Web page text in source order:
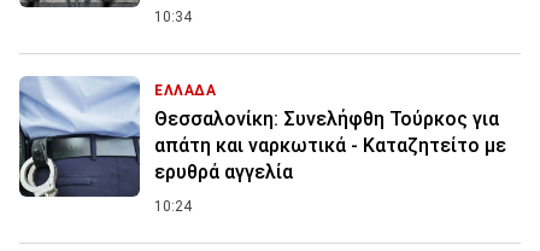
10:34
ΕΛΛΑΔΑ
Θεσσαλονίκη: Συνελήφθη Τούρκος για
απάτη και ναρκωτικά - Καταζητείτο με
ερυθρά αγγελία
10:24